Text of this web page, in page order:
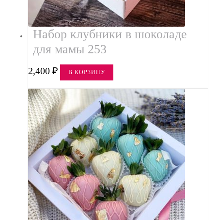
Набор клубники в шоколаде
для мамы 253
2,400₽ В КОРЗИНУ